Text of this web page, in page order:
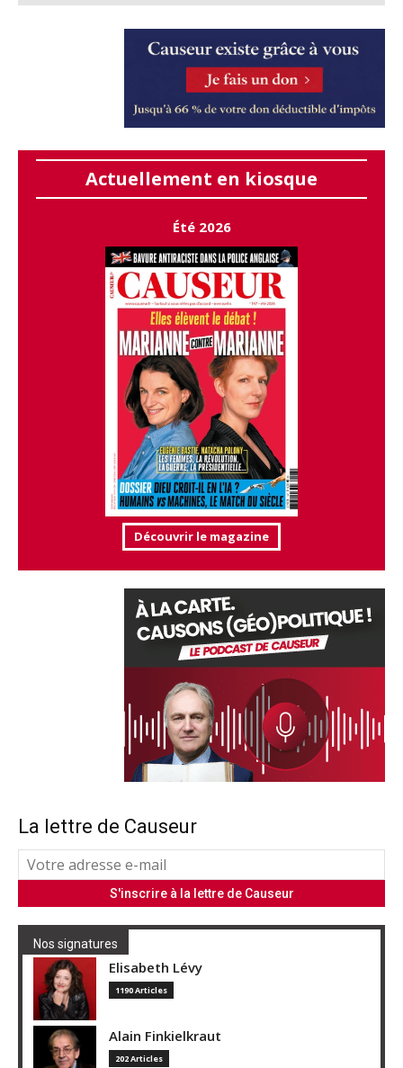
Actuellement en kiosque
Été 2026
Découvrir le magazine
La lettre de Causeur
Nos signatures
Elisabeth Lévy
1190 Articles
Alain Finkielkraut
202 Articles